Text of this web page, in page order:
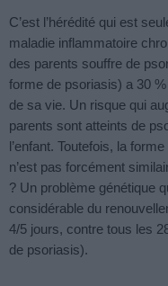
C’est l’hérédité qui est
maladie inflammatoire
des parents souffre de
forme de psoriasis) a 30
de sa vie. Un risque qui
parents sont atteints de
l’enfant. Toutefois, la
n’est pas forcément
? Un problème génétique
considérable du
4/5 jours, contre tous les
de psoriasis).